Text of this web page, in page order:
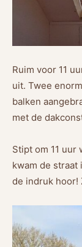
Ruim voor 11
uit. Twee
balken
met de
Stipt om 11 uur
kwam de straat
de indruk hoor!